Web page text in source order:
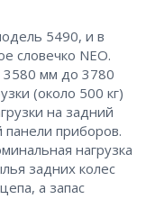
5490, и в
словечко NEO.
3580 мм до 3780
(около 500 кг)
на задний
панели приборов.
нагрузка
задних колес
а запас